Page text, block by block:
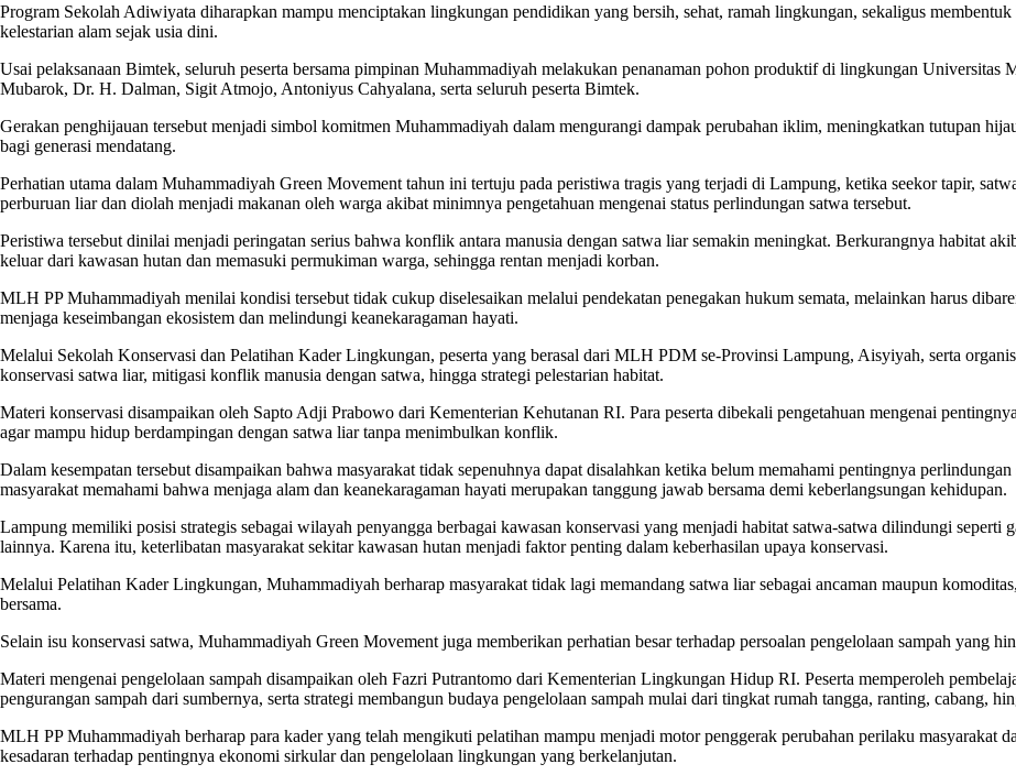
Program Sekolah Adiwiyata diharapkan mampu menciptakan lingkungan pendidikan yang bersih, sehat, ramah lingkungan, sekaligus
kelestarian alam sejak usia dini.
Usai pelaksanaan Bimtek, seluruh peserta bersama pimpinan Muhammadiyah melakukan penanaman pohon produktif di lingkungan
Mubarok, Dr. H. Dalman, Sigit Atmojo, Antoniyus Cahyalana, serta seluruh peserta Bimtek.
Gerakan penghijauan tersebut menjadi simbol komitmen Muhammadiyah dalam mengurangi dampak perubahan iklim, meningkatkan tutupan
bagi generasi mendatang.
Perhatian utama dalam Muhammadiyah Green Movement tahun ini tertuju pada peristiwa tragis yang terjadi di Lampung, ketika seekor tapir,
perburuan liar dan diolah menjadi makanan oleh warga akibat minimnya pengetahuan mengenai status perlindungan satwa tersebut.
Peristiwa tersebut dinilai menjadi peringatan serius bahwa konflik antara manusia dengan satwa liar semakin meningkat. Berkurangnya habitat
keluar dari kawasan hutan dan memasuki permukiman warga, sehingga rentan menjadi korban.
MLH PP Muhammadiyah menilai kondisi tersebut tidak cukup diselesaikan melalui pendekatan penegakan hukum semata, melainkan harus
menjaga keseimbangan ekosistem dan melindungi keanekaragaman hayati.
Melalui Sekolah Konservasi dan Pelatihan Kader Lingkungan, peserta yang berasal dari MLH PDM se-Provinsi Lampung, Aisyiyah, serta
konservasi satwa liar, mitigasi konflik manusia dengan satwa, hingga strategi pelestarian habitat.
Materi konservasi disampaikan oleh Sapto Adji Prabowo dari Kementerian Kehutanan RI. Para peserta dibekali pengetahuan mengenai
agar mampu hidup berdampingan dengan satwa liar tanpa menimbulkan konflik.
Dalam kesempatan tersebut disampaikan bahwa masyarakat tidak sepenuhnya dapat disalahkan ketika belum memahami pentingnya
masyarakat memahami bahwa menjaga alam dan keanekaragaman hayati merupakan tanggung jawab bersama demi keberlangsungan kehidupan.
Lampung memiliki posisi strategis sebagai wilayah penyangga berbagai kawasan konservasi yang menjadi habitat satwa-satwa dilindungi seperti
lainnya. Karena itu, keterlibatan masyarakat sekitar kawasan hutan menjadi faktor penting dalam keberhasilan upaya konservasi.
Melalui Pelatihan Kader Lingkungan, Muhammadiyah berharap masyarakat tidak lagi memandang satwa liar sebagai ancaman maupun
bersama.
Selain isu konservasi satwa, Muhammadiyah Green Movement juga memberikan perhatian besar terhadap persoalan pengelolaan sampah yang
Materi mengenai pengelolaan sampah disampaikan oleh Fazri Putrantomo dari Kementerian Lingkungan Hidup RI. Peserta memperoleh
pengurangan sampah dari sumbernya, serta strategi membangun budaya pengelolaan sampah mulai dari tingkat rumah tangga, ranting, cabang,
MLH PP Muhammadiyah berharap para kader yang telah mengikuti pelatihan mampu menjadi motor penggerak perubahan perilaku masyarakat
kesadaran terhadap pentingnya ekonomi sirkular dan pengelolaan lingkungan yang berkelanjutan.